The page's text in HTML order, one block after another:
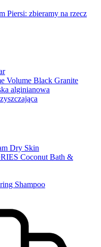
Piersi: zbieramy na rzecz
Volume Black Granite
alginianowa
Dry Skin
Coconut Bath &
Shampoo